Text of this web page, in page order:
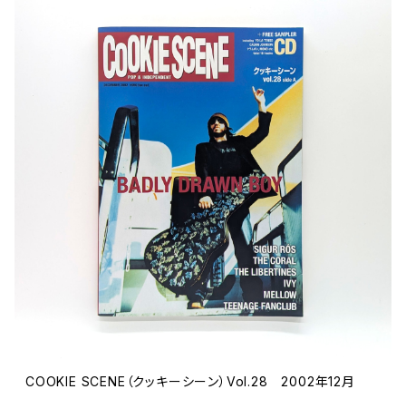
COOKIE SCENE（クッキーシーン）Vol.28 2002年12月